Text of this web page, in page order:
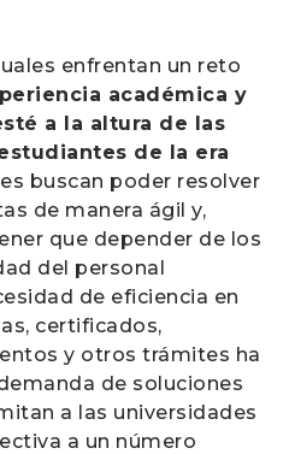
enfrentan un reto
académica y
a la altura de las
de la era
buscan poder resolver
de manera ágil y,
que depender de los
del personal
de eficiencia en
certificados,
y otros trámites ha
de soluciones
a las universidades
a un número